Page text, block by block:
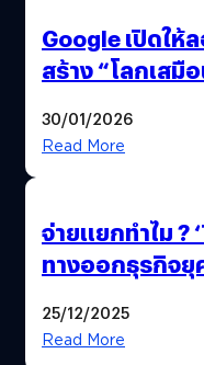
Google เปิดให้
สร้าง “โลกเสมื
30/01/2026
Read More
จ่ายแยกทำไม ?
ทางออกธุรกิจยุ
25/12/2025
Read More